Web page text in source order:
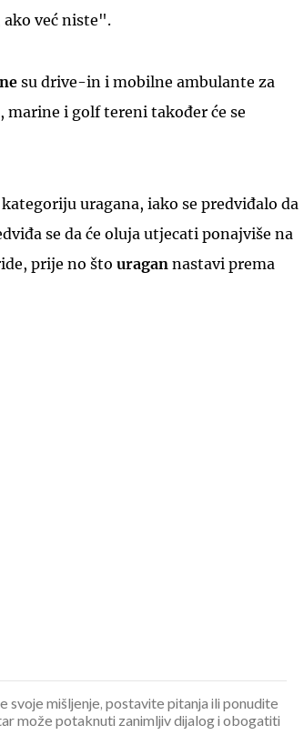
ako već niste".
su drive-in i mobilne ambulante za
marine i golf tereni također će se
uragana, iako se predviđalo da
se da će oluja utjecati ponajviše na
prije no što uragan nastavi prema
svoje mišljenje, postavite pitanja ili ponudite
može potaknuti zanimljiv dijalog i obogatiti